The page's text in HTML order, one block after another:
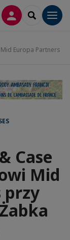
LOGOWANIE
SEARCH
Europa Partners
Case
Mid
przy